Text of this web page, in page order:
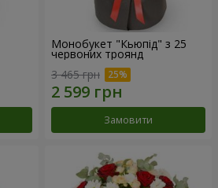
Монобукет "Кьюпід" з 25
червоних троянд
3 465 грн
Замовити